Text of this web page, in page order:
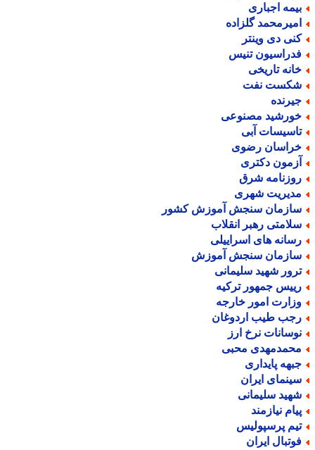
اجباری
گلزاده
دی وینتر
تنیس
تاریخی
نفت
مصنوعی
آبی
رضوی
دکتری
شرق
شهری
سنجش آموزش کشور
رهبر انقلاب
های اسراییلی
سنجش آموزش
شهید سلیمانی
جمهور ترکیه
امور خارجه
طیب اردوغان
نرخ ارز
محبی
پایداری
ایران
سلیمانی
نیازمند
پرسپولیس
ایران